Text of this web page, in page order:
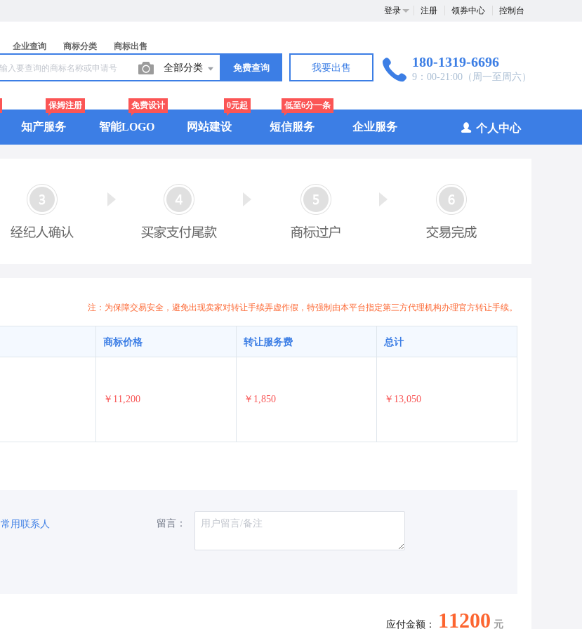
登录 注册 领券中心 控制台
企业查询 商标分类 商标出售
全部分类 免费查询 我要出售 180-1319-6696
9：00-21:00（周一至周六）
知产服务
保姆注册
智能LOGO
免费设计
网站建设
0元起
短信服务
低至6分一条
企业服务 个人中心
注：为保障交易安全，避免出现卖家对转让手续弄虚作假，特强制由本平台指定第三方代理机构办理官方转让手续。
商标价格 转让服务费 总计
￥11,200 ￥1,850 ￥13,050
常用联系人 留言：
应付金额： 11200 元